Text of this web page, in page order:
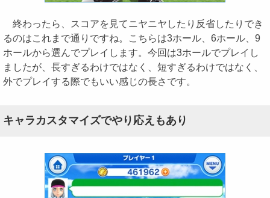
終わったら、スコアを見てニヤニヤしたり反省したりでき
るのはこれまで通りですね。こちらは3ホール、6ホール、9
ホールから選んでプレイします。今回は3ホールでプレイし
ましたが、長すぎるわけではなく、短すぎるわけではなく、
外でプレイする際でもいい感じの長さです。
キャラカスタマイズでやり応えもあり